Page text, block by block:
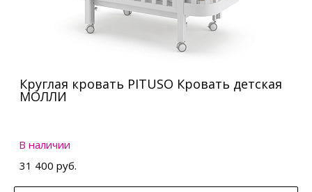
Круглая кровать PITUSO Кровать детская
МОЛЛИ
В наличии
31 400 руб.